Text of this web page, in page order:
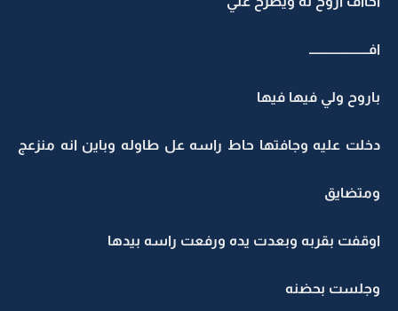
افــــــــــــــــــــــ
باروح ولي فيها فيها
دخلت عليه وجافتها حاط راسه عل طاوله وباين انه منزعج
ومتضايق
اوقفت بقربه وبعدت يده ورفعت راسه بيدها
وجلست بحضنه